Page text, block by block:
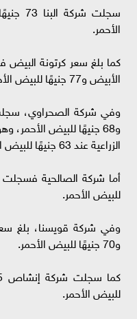
الأحمر.
الأبيض و77 جنيهًا للبيض الأحمر.
و68 جنيهًا للبيض
الزراعية عند 63 جنيهًا للبيض الأبيض و68 جنيهًا للبيض الأحمر.
للبيض الأحمر.
و70 جنيهًا للبيض الأحمر.
للبيض الأحمر.